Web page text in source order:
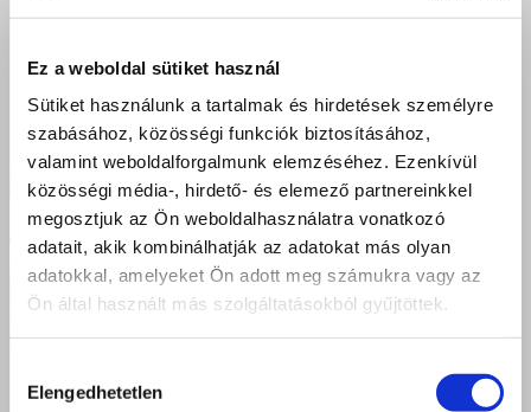
Ez a weboldal sütiket használ
Sütiket használunk a tartalmak és hirdetések személyre
szabásához, közösségi funkciók biztosításához,
valamint weboldalforgalmunk elemzéséhez. Ezenkívül
közösségi média-, hirdető- és elemező partnereinkkel
megosztjuk az Ön weboldalhasználatra vonatkozó
adatait, akik kombinálhatják az adatokat más olyan
adatokkal, amelyeket Ön adott meg számukra vagy az
Ön által használt más szolgáltatásokból gyűjtöttek.
kiválasztása
Elengedhetetlen